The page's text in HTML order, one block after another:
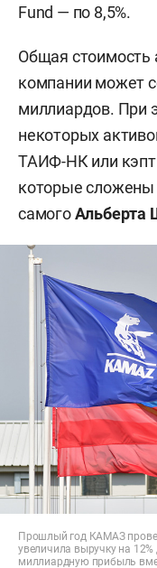
Fund — по 8,5%.
Общая стоимость
компании может
миллиардов. При
некоторых
ТАИФ-НК или
которые
самогоАльберта
Прошлый год КАМАЗ
увеличила выручку на
миллиардную прибыль